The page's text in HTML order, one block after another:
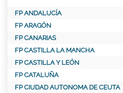
FP ANDALUCÍA
FP ARAGÓN
FP CANARIAS
FP CASTILLA LA MANCHA
FP CASTILLA Y LEÓN
FP CATALUÑA
FP CIUDAD AUTONOMA DE CEUTA